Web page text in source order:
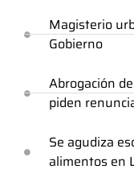
Magisterio
Gobierno
Abrogación
piden
Se agudiza
alimentos en